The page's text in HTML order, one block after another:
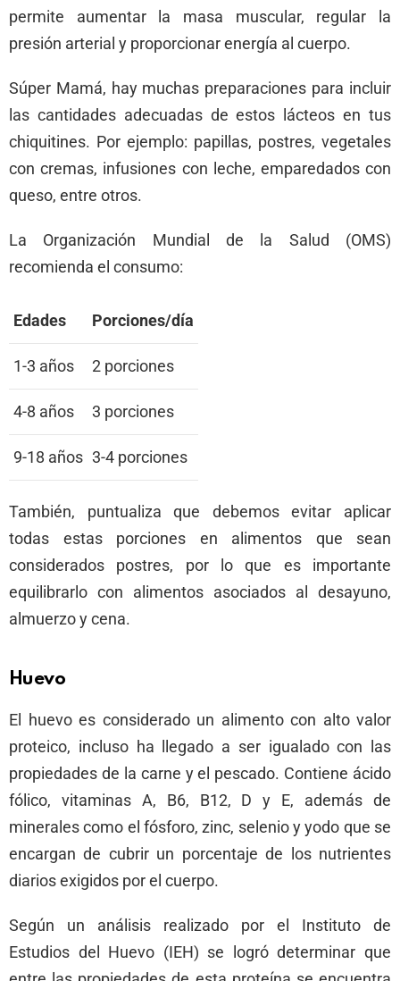
permite aumentar la masa muscular, regular la
presión arterial y proporcionar energía al cuerpo.
Súper Mamá, hay muchas preparaciones para incluir
las cantidades adecuadas de estos lácteos en tus
chiquitines. Por ejemplo: papillas, postres, vegetales
con cremas, infusiones con leche, emparedados con
queso, entre otros.
La Organización Mundial de la Salud (OMS)
recomienda el consumo:
Edades Porciones/día
1-3 años 2 porciones
4-8 años 3 porciones
9-18 años 3-4 porciones
También, puntualiza que debemos evitar aplicar
todas estas porciones en alimentos que sean
considerados postres, por lo que es importante
equilibrarlo con alimentos asociados al desayuno,
almuerzo y cena.
Huevo
El huevo es considerado un alimento con alto valor
proteico, incluso ha llegado a ser igualado con las
propiedades de la carne y el pescado. Contiene ácido
fólico, vitaminas A, B6, B12, D y E, además de
minerales como el fósforo, zinc, selenio y yodo que se
encargan de cubrir un porcentaje de los nutrientes
diarios exigidos por el cuerpo.
Según un análisis realizado por el Instituto de
Estudios del Huevo (IEH) se logró determinar que